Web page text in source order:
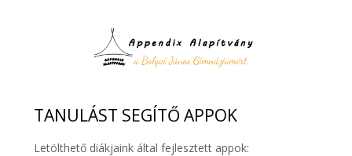
TANULÁST SEGÍTŐ APPOK
Letölthető diákjaink által fejlesztett appok: